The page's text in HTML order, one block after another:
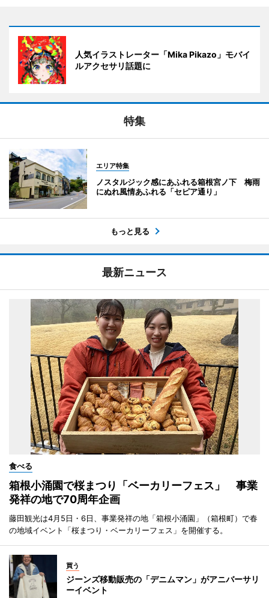
人気イラストレーター「Mika Pikazo」モバイ
ルアクセサリ話題に
特集
エリア特集
ノスタルジック感にあふれる箱根宮ノ下 梅雨
にぬれ風情あふれる「セピア通り」
もっと見る
最新ニュース
食べる
箱根小涌園で桜まつり「ベーカリーフェス」 事業
発祥の地で70周年企画
藤田観光は4月5日・6日、事業発祥の地「箱根小涌園」（箱根町）で春
の地域イベント「桜まつり・ベーカリーフェス」を開催する。
買う
ジーンズ移動販売の「デニムマン」がアニバーサリ
ーイベント